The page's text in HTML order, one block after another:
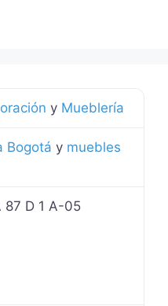
y Mueblería
Bogotá y muebles
87 D 1 A-05